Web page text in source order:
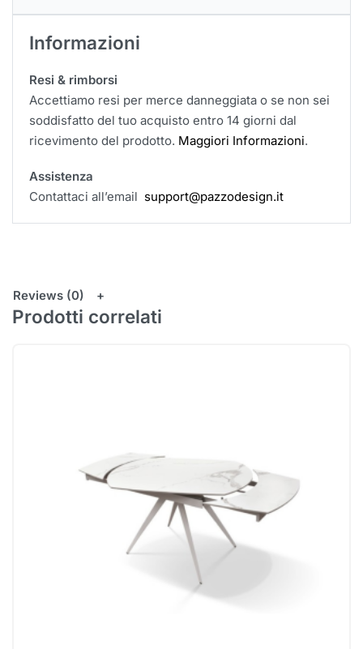
Informazioni
Resi & rimborsi
Accettiamo resi per merce danneggiata o se non sei
soddisfatto del tuo acquisto entro 14 giorni dal
ricevimento del prodotto. Maggiori Informazioni.
Assistenza
Contattaci all’email support@pazzodesign.it
Reviews (0)
Prodotti correlati